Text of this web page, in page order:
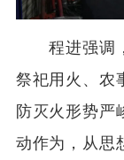
程进强调，
祭祀用火、农
防灭火形势严
动作为，从思